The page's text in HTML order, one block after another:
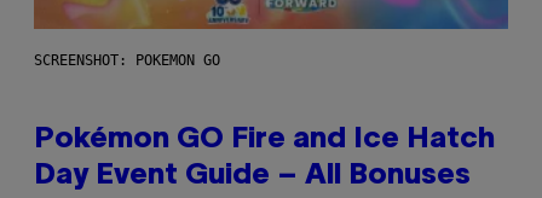
SCREENSHOT: POKEMON GO
Pokémon GO Fire and Ice Hatch
Day Event Guide – All Bonuses